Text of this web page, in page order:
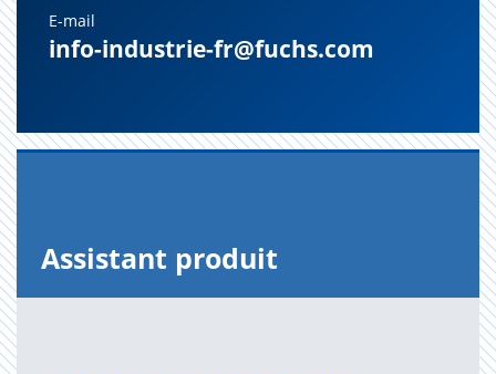
E-mail
info-industrie-fr@fuchs.com
Assis­tant pro­duit